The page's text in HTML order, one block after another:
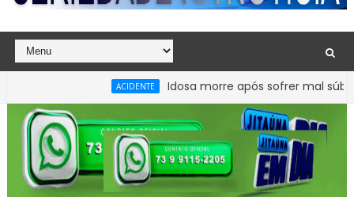
Idosa morre após sofrer mal súbito no